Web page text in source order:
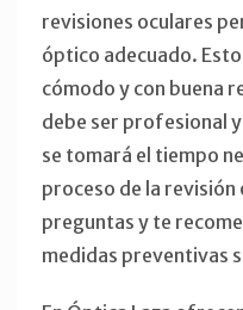
revisiones oculares
óptico adecuado.
cómodo y con buena
debe ser profesional
se tomará el tiempo
proceso de la
preguntas y te
medidas preventivas